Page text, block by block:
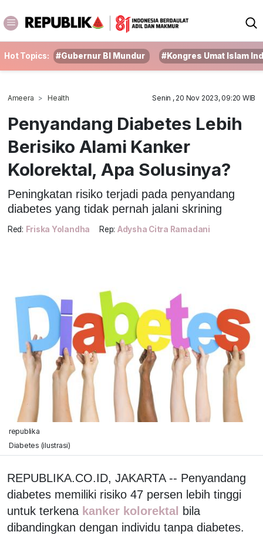
Hot Topics: #Gubernur BI Mundur #Kongres Umat Islam
Ameera Health Senin , 20 Nov 2023, 09:20 WIB
Penyandang Diabetes Lebih
Berisiko Alami Kanker
Kolorektal, Apa Solusinya?
Peningkatan risiko terjadi pada penyandang
diabetes yang tidak pernah jalani skrining
Red: Friska Yolandha Rep: Adysha Citra Ramadani
republika
Diabetes (ilustrasi)
REPUBLIKA.CO.ID, JAKARTA -- Penyandang
diabetes memiliki risiko 47 persen lebih tinggi
untuk terkena kanker kolorektal
bila
dibandingkan dengan individu tanpa diabetes.